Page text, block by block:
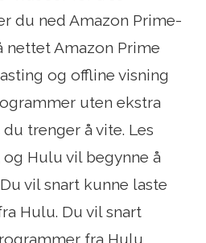
du ned Amazon Prime-
nettet Amazon Prime
og offline visning
uten ekstra
trenger å vite. Les
Hulu vil begynne å
vil snart kunne laste
Hulu. Du vil snart
fra Hulu